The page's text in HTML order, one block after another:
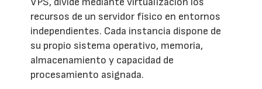
recursos de un servidor físico en entornos
independientes. Cada instancia dispone de
su propio sistema operativo, memoria,
almacenamiento y capacidad de
procesamiento asignada.